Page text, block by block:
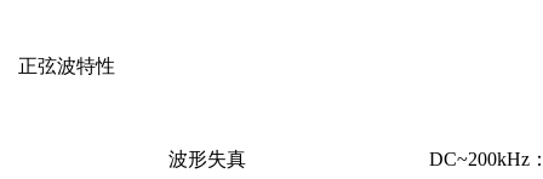
正弦波特性
波形失真 DC~200kHz